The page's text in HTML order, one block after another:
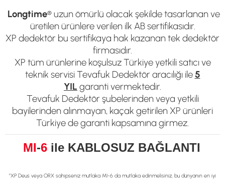
Longtime® uzun ömürlü olacak şekilde tasarlanan ve
üretilen ürünlere verilen ilk AB sertifikasıdır.
XP dedektör bu sertifikaya hak kazanan tek dedektör
firmasıdır.
XP tüm ürünlerine koşulsuz Türkiye yetkili satıcı ve
teknik servisi Tevafuk Dedektör aracılığı ile5
YIL garanti vermektedir.
Tevafuk Dedektör şubelerinden veya yetkili
bayilerinden alınmayan, kaçak getirilen XP ürünleri
Türkiye de garanti kapsamına girmez.
MI-6 ile KABLOSUZ BAĞLANTI
"XP Deus veya ORX sahipseniz mutlaka MI-6 da mutlaka edinmelisiniz, bu dünyanın en iyi